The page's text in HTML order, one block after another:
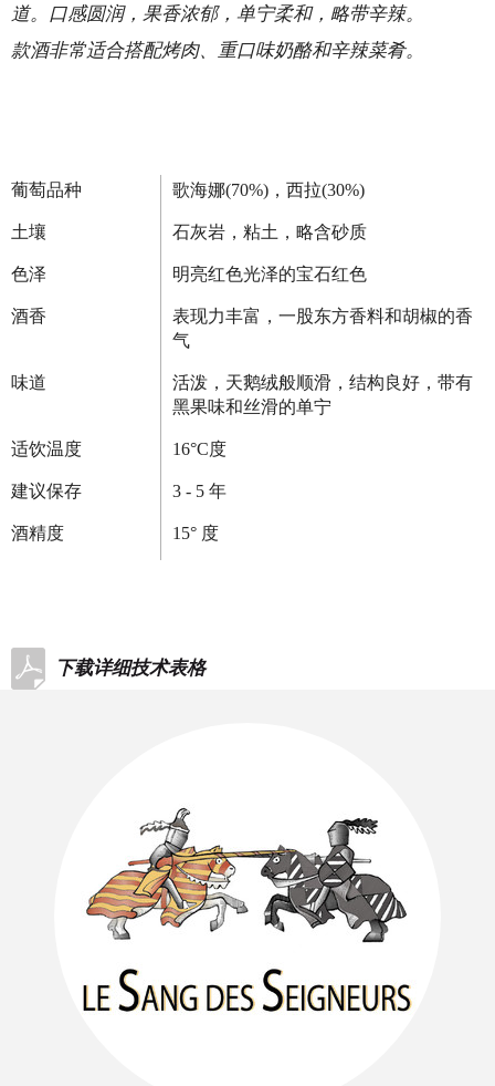
道。口感圆润，果香浓郁，单宁柔和，略带辛辣。
款酒非常适合搭配烤肉、重口味奶酪和辛辣菜肴。
葡萄品种 歌海娜(70%)，西拉(30%)
土壤 石灰岩，粘土，略含砂质
色泽 明亮红色光泽的宝石红色
酒香
表现力丰富，一股东方香料和胡椒的香
气
味道
活泼，天鹅绒般顺滑，结构良好，带有
黑果味和丝滑的单宁
适饮温度 16°C度
建议保存 3 - 5 年
酒精度 15° 度
下载详细技术表格